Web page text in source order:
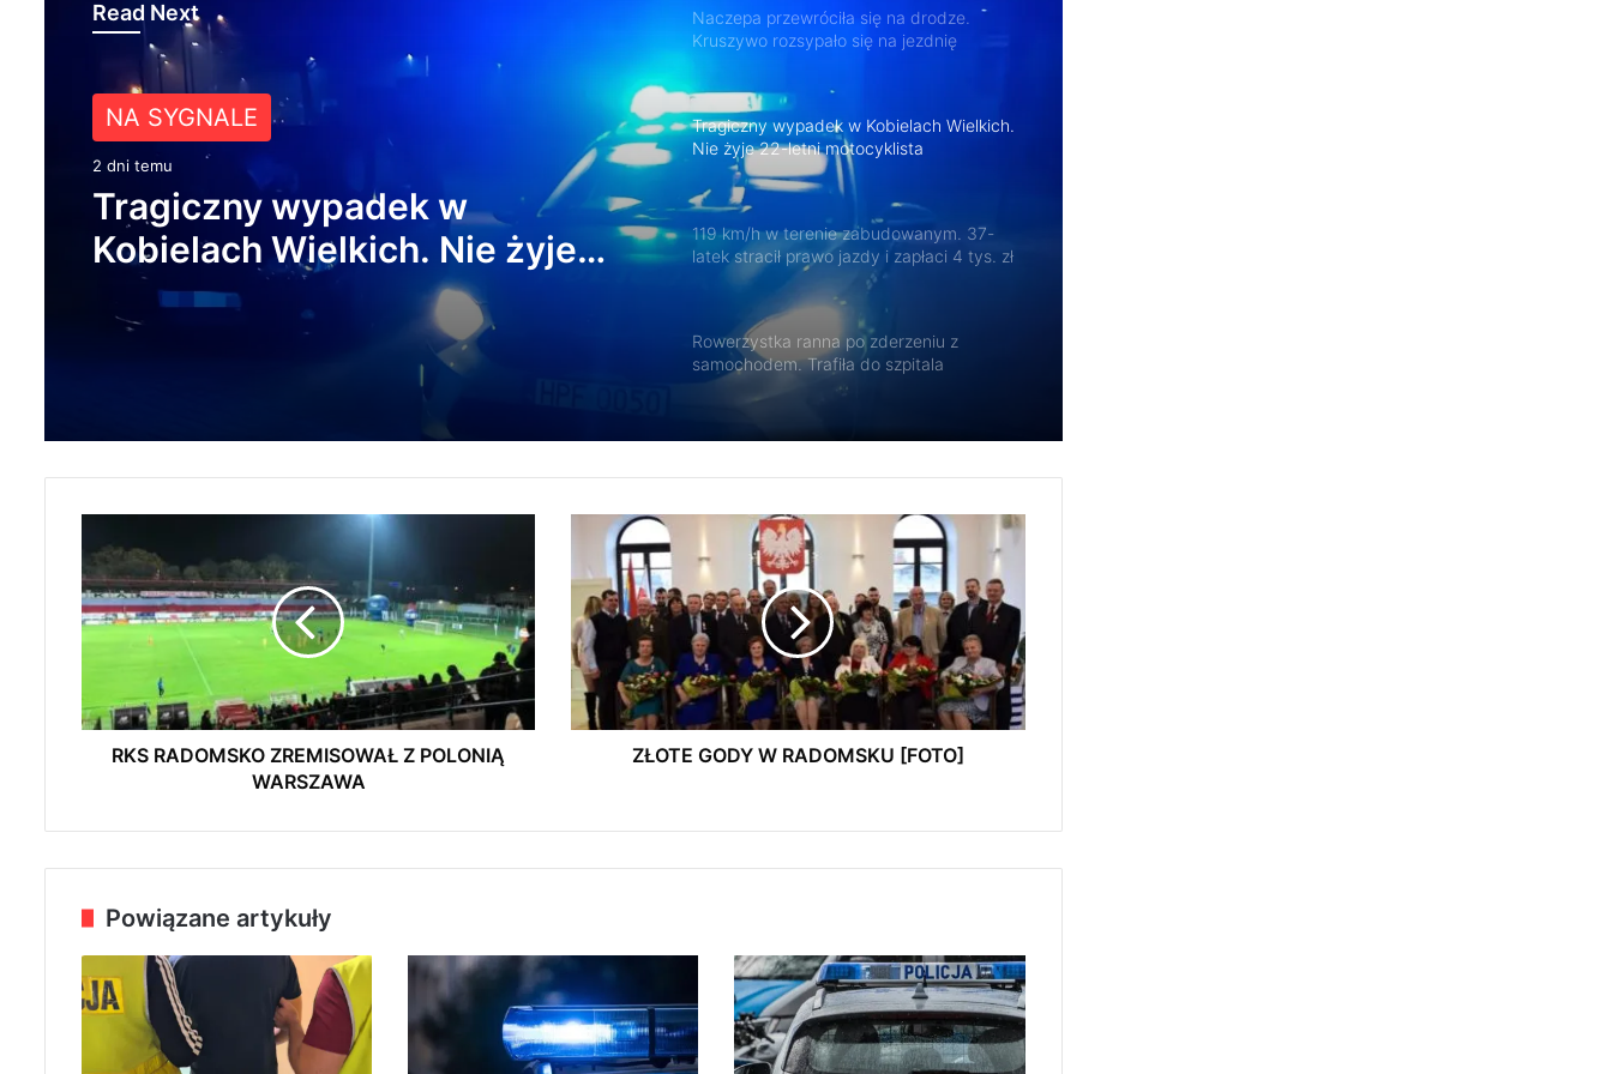
Read Next
NA SYGNALE
Tragiczny wypadek w
Kobielach Wielkich. Nie żyje
22-letni motocyklista
NA SYGNALE
2 dni temu
119 km/h w terenie
zabudowanym. 37-latek stracił
prawo jazdy i zapłaci 4 tys. zł
Tragiczny wypadek w Kobielach Wielkich.
119 km/h w terenie zabudowanym. 37-
latek stracił prawo jazdy i zapłaci 4 tys. zł
Rowerzystka ranna po zderzeniu z
samochodem. Trafiła do szpitala
Spowodował śmiertelny wypadek i uciekł z
miejsca zdarzenia. 32-latek trafił do
Policja poszukuje zaginionej 20-letniej
Marii Łengowik. Liczy się każda informacja
Rozgrzany samochód to śmiertelna
pułapka. Policja przypomina o zasadach
bezpieczeństwa
Naczepa przewróciła się na drodze.
Kruszywo rozsypało się na jezdnię
S
R
A
M
S
R
S
O
W
A
RKS RADOMSKO ZREMISOWAŁ Z POLONIĄ
WARSZAWA
O
E
G
O
D
Y
D
U
F
O
T
ZŁOTE GODY W RADOMSKU [FOTO]
Powiązane artykuły